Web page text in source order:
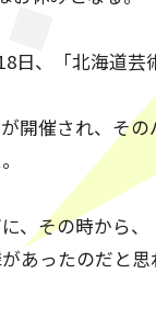
日、「北海道芸
開催され、その
、その時から、
あったのだと